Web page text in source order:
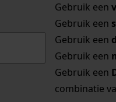
Gebruik een
Gebruik een
Gebruik een
Gebruik een
Gebruik een
combinatie